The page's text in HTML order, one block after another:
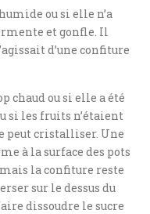
ou si elle n’a
et gonfle. Il
d’une confiture
chaud ou si elle a été
si les fruits n’étaient
peut cristalliser. Une
à la surface des pots
la confiture reste
sur le dessus du
dissoudre le sucre